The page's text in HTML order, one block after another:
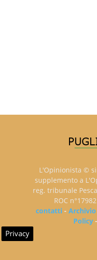
L'Opinionista ©
supplemento a
reg. tribunale
ROC
contatti-
Policy -
Privacy